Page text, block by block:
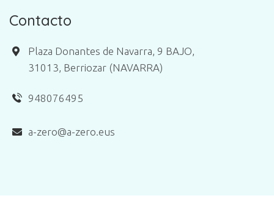
Contacto
Plaza Donantes de Navarra, 9 BAJO,
31013, Berriozar (NAVARRA)
948076495
a-zero@a-zero.eus